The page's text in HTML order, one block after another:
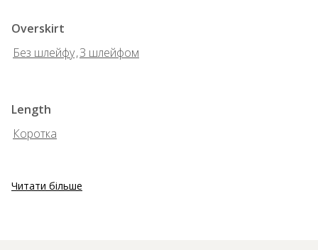
Overskirt
Без шлейфу,З шлейфом
Length
Коротка
Читати більше